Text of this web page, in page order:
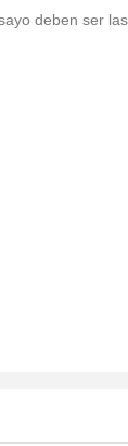
deben ser